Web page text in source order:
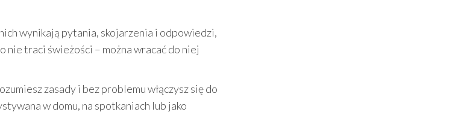
nich wynikają pytania, skojarzenia i odpowiedzi,
traci świeżości – można wracać do niej
zasady i bez problemu włączysz się do
w domu, na spotkaniach lub jako